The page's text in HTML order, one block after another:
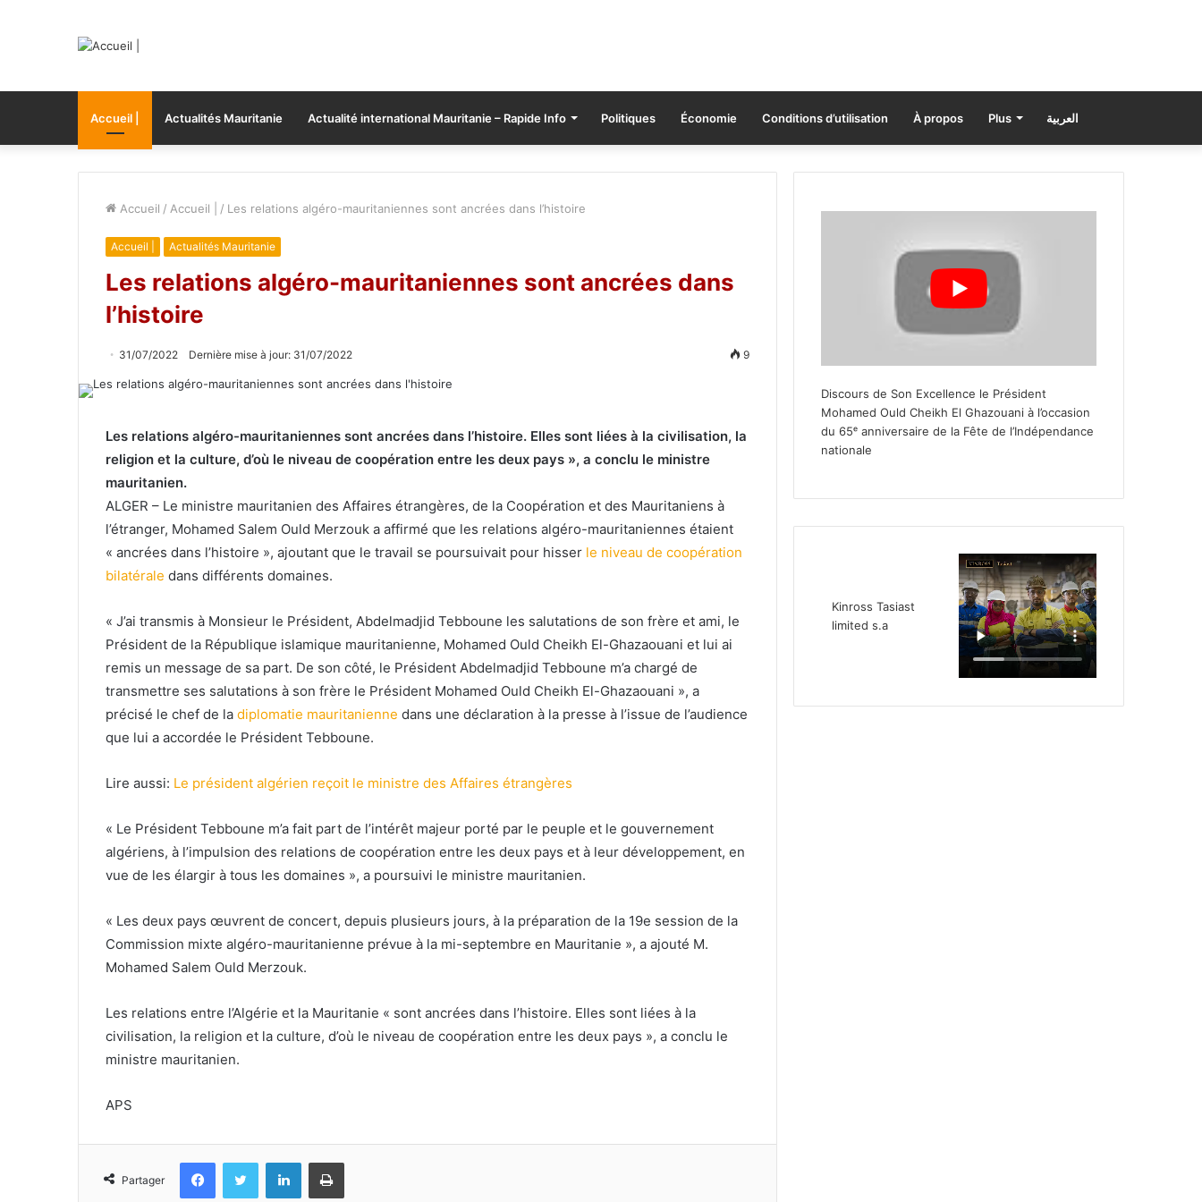
Accueil | Actualités Mauritanie Actualité international Mauritanie – Rapide Info Politiques Économie Conditions d’utilisation À propos Plus العربية
Accueil / Accueil | / Les relations algéro-mauritaniennes sont ancrées dans l’histoire
Accueil | Actualités Mauritanie
Les relations algéro-mauritaniennes sont ancrées dans
l’histoire
31/07/2022 Dernière mise à jour: 31/07/2022 9
Les relations algéro-mauritaniennes sont ancrées dans l’histoire. Elles sont liées à la civilisation, la
religion et la culture, d’où le niveau de coopération entre les deux pays », a conclu le ministre
mauritanien.
ALGER – Le ministre mauritanien des Affaires étrangères, de la Coopération et des Mauritaniens à
l’étranger, Mohamed Salem Ould Merzouk a affirmé que les relations algéro-mauritaniennes étaient
« ancrées dans l’histoire », ajoutant que le travail se poursuivait pour hisser le niveau de coopération
bilatérale dans différents domaines.
« J’ai transmis à Monsieur le Président, Abdelmadjid Tebboune les salutations de son frère et ami, le
Président de la République islamique mauritanienne, Mohamed Ould Cheikh El-Ghazaouani et lui ai
remis un message de sa part. De son côté, le Président Abdelmadjid Tebboune m’a chargé de
transmettre ses salutations à son frère le Président Mohamed Ould Cheikh El-Ghazaouani », a
précisé le chef de la diplomatie mauritanienne dans une déclaration à la presse à l’issue de l’audience
que lui a accordée le Président Tebboune.
Lire aussi: Le président algérien reçoit le ministre des Affaires étrangères
« Le Président Tebboune m’a fait part de l’intérêt majeur porté par le peuple et le gouvernement
algériens, à l’impulsion des relations de coopération entre les deux pays et à leur développement, en
vue de les élargir à tous les domaines », a poursuivi le ministre mauritanien.
« Les deux pays œuvrent de concert, depuis plusieurs jours, à la préparation de la 19e session de la
Commission mixte algéro-mauritanienne prévue à la mi-septembre en Mauritanie », a ajouté M.
Mohamed Salem Ould Merzouk.
Les relations entre l’Algérie et la Mauritanie « sont ancrées dans l’histoire. Elles sont liées à la
civilisation, la religion et la culture, d’où le niveau de coopération entre les deux pays », a conclu le
ministre mauritanien.
APS
Partager
FacebookTwitter LinkedinImprimer
Discours de Son Excellence le Président
Mohamed Ould Cheikh El Ghazouani à l’occasion
du 65ᵉ anniversaire de la Fête de l’Indépendance
nationale
Kinross Tasiast
limited s.a